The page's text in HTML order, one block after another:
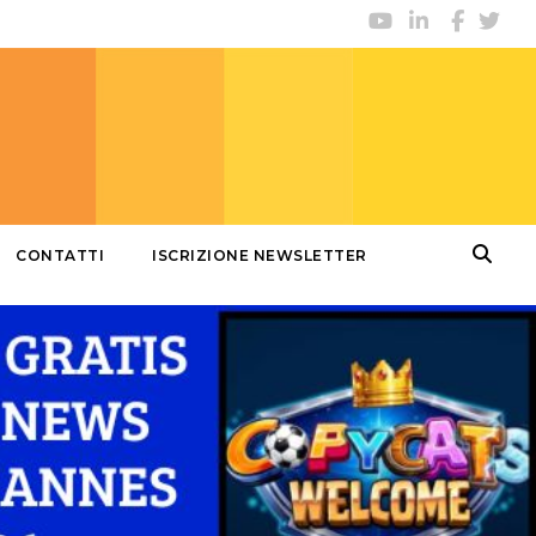
CONTATTI ISCRIZIONE NEWSLETTER